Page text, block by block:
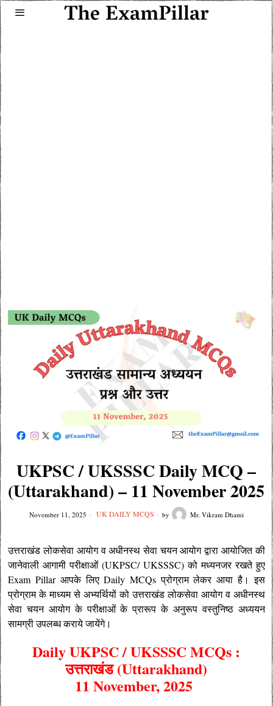
UKPSC / UKSSSC Daily MCQ –
(Uttarakhand) – 11 November 2025
November 11, 2025 UK DAILY MCQS by Mr. Vikram Dhami
उत्तराखंड लोकसेवा आयोग व अधीनस्थ सेवा चयन आयोगद्वारा आयोजित की
जानेवाली आगामी परीक्षाओं (UKPSC/ UKSSSC) को मध्यनजर रखते हुए
Exam Pillar आपके लिए Daily MCQs प्रोग्राम लेकर आया है।इस
प्रोग्राम के माध्यम से अभ्यर्थियों को उत्तराखंड लोकसेवा आयोग व अधीनस्थ
सेवा चयन आयोग के परीक्षाओं के प्रारूप के अनुरूप वस्तुनिष्ठ अध्ययन
सामग्री उपलब्ध कराये जायेंगे।
Daily UKPSC / UKSSSC MCQs :
उत्तराखंड (Uttarakhand)
11 November, 2025